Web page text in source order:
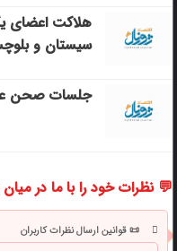
هلاکت اعضای
سیستان و
جلسات صحن
💬 نظرات خود را با ما در میان
📜 قوانین ارسال نظرات کاربران